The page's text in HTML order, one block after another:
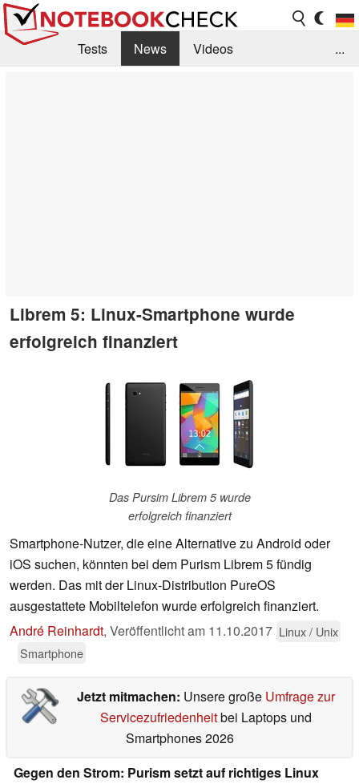
Tests News
Videos
...
Librem 5: Linux-Smartphone wurde
erfolgreich finanziert
Das Pursim Librem 5 wurde
erfolgreich finanziert
Smartphone-Nutzer, die eine Alternative zu Android oder
iOS suchen, könnten bei dem Purism Librem 5 fündig
werden. Das mit der Linux-Distribution PureOS
ausgestattete Mobiltelefon wurde erfolgreich finanziert.
André Reinhardt, Veröffentlicht am 11.10.2017 Linux / Unix
Smartphone
Jetzt mitmachen: Unsere große Umfrage zur
Servicezufriedenheitbei Laptops und
Smartphones 2026
Gegen den Strom: Purism setzt auf richtiges Linux